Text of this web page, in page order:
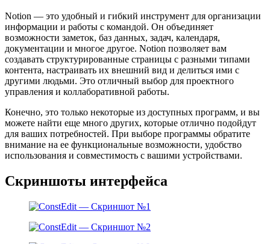
Notion — это удобный и гибкий инструмент для организации
информации и работы с командой. Он объединяет
возможности заметок, баз данных, задач, календаря,
документации и многое другое. Notion позволяет вам
создавать структурированные страницы с разными типами
контента, настраивать их внешний вид и делиться ими с
другими людьми. Это отличный выбор для проектного
управления и коллаборативной работы.
Конечно, это только некоторые из доступных программ, и вы
можете найти еще много других, которые отлично подойдут
для ваших потребностей. При выборе программы обратите
внимание на ее функциональные возможности, удобство
использования и совместимость с вашими устройствами.
Скриншоты интерфейса